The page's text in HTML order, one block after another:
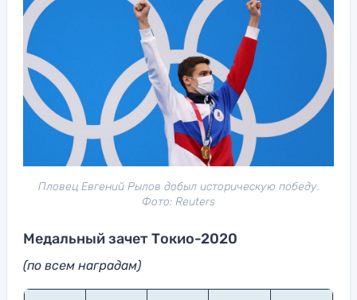
Пловец Евгений Рылов добыл историческую победу.
Фото: Reuters
Медальный зачет Токио-2020
(по всем наградам)